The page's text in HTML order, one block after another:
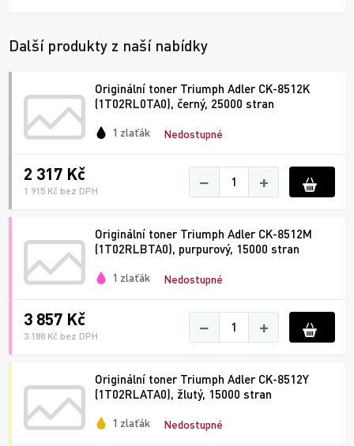
Další produkty z naší nabídky
Originální toner Triumph Adler CK-8512K
(1T02RL0TA0), černý, 25000 stran
1 zlaťák Nedostupné
2 317 Kč
1 915 Kč bez DPH − +
Originální toner Triumph Adler CK-8512M
(1T02RLBTA0), purpurový, 15000 stran
1 zlaťák Nedostupné
3 857 Kč
3 188 Kč bez DPH − +
Originální toner Triumph Adler CK-8512Y
(1T02RLATA0), žlutý, 15000 stran
1 zlaťák Nedostupné